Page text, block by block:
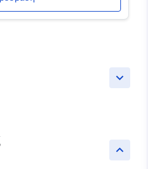
keyboard_arrow_down
keyboard_arrow_up